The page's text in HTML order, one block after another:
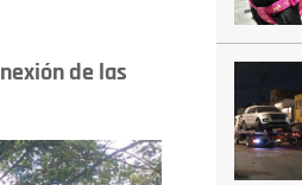
de las